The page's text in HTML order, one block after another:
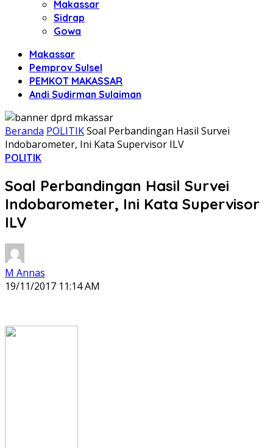
Makassar
Sidrap
Gowa
Makassar
Pemprov Sulsel
PEMKOT MAKASSAR
Andi Sudirman Sulaiman
Beranda POLITIKSoal Perbandingan Hasil Survei
Indobarometer, Ini Kata Supervisor ILV
POLITIK
Soal Perbandingan Hasil Survei
Indobarometer, Ini Kata Supervisor
ILV
M Annas
19/11/2017 11:14 AM